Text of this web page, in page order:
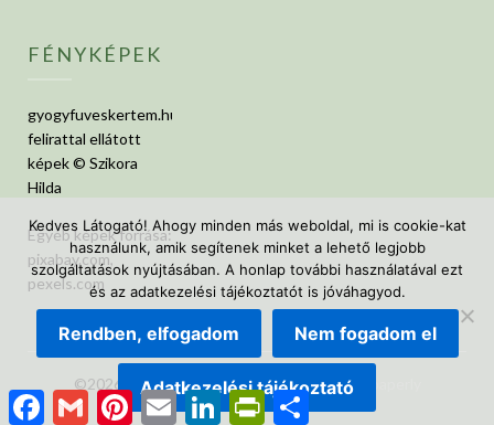
FÉNYKÉPEK
gyogyfuveskertem.hu
felirattal ellátott
képek © Szikora
Hilda
Egyéb képek forrása:
pixabay.com,
pexels.com
©2026 GyógyfüvesKertem| Design:Newspaperly
WordPress Theme
Facebook
Gmail Pinterest
Email LinkedInPrintFriendly
Ossza
meg
Kedves Látogató! Ahogy minden más weboldal, mi is cookie-kat
használunk, amik segítenek minket a lehető legjobb
szolgáltatások nyújtásában. A honlap további használatával ezt
és az adatkezelési tájékoztatót is jóváhagyod.
Rendben, elfogadom Nem fogadom el
Adatkezelési tájékoztató